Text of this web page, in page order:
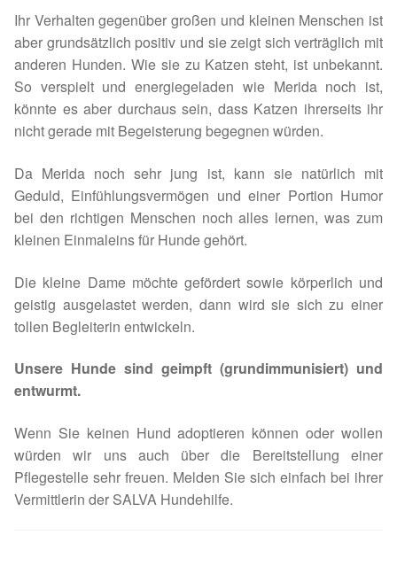
Januar bis Juni 2022
Spenden 2021
Juli bis Dezember 2021
Fördermitgliedschaft
Tierschutz
Schutzgebühr
Unsere Notnasen
Notnasen noch im Ausland
Notnasen mit Handicap
Ihr Verhalten gegenüber großen und kleinen Menschen ist
aber grundsätzlich positiv und sie zeigt sich verträglich mit
anderen Hunden. Wie sie zu Katzen steht, ist unbekannt.
So verspielt und energiegeladen wie Merida noch ist,
könnte es aber durchaus sein, dass Katzen ihrerseits ihr
nicht gerade mit Begeisterung begegnen würden.
Da Merida noch sehr jung ist, kann sie natürlich mit
Geduld, Einfühlungsvermögen und einer Portion Humor
bei den richtigen Menschen noch alles lernen, was zum
kleinen Einmaleins für Hunde gehört.
Die kleine Dame möchte gefördert sowie körperlich und
geistig ausgelastet werden, dann wird sie sich zu einer
tollen Begleiterin entwickeln.
Unsere Hunde sind geimpft (grundimmunisiert) und
entwurmt.
Wenn Sie keinen Hund adoptieren können oder wollen
würden wir uns auch über die Bereitstellung einer
Pflegestelle sehr freuen. Melden Sie sich einfach bei ihrer
Vermittlerin der SALVA Hundehilfe.